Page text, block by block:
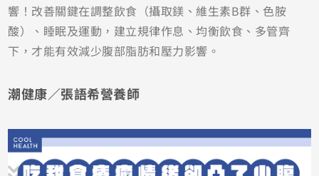
響！改善關鍵在調整飲食（攝取鎂、維生素B群、色胺
酸）、睡眠及運動，建立規律作息、均衡飲食、多管齊
下，才能有效減少腹部脂肪和壓力影響。
潮健康／張語希營養師